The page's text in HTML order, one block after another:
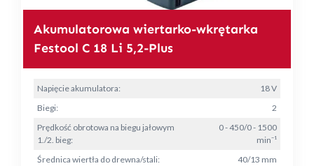
Akumulatorowa wiertarko-wkrętarka
Festool C 18 Li 5,2-Plus
Napięcie akumulatora:
18 V
Biegi:
2
Prędkość obrotowa na biegu jałowym
1./2. bieg:
0 - 450/0 - 1500
min⁻¹
Średnica wiertła do drewna/stali:
40/13 mm